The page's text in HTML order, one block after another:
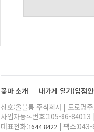
꽃마 소개 내가게 열기(입점
상호:올블룸 주식회사 | 도로명
사업자등록번호:105-86-84013
대표전화:1644-8422 | 팩스:043-